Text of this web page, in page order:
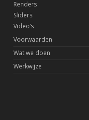
Renders
Sliders
Video’s
Voorwaarden
Wat we doen
Werkwijze